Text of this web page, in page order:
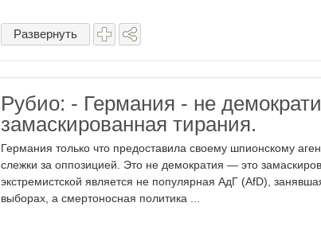
Развернуть
Рубио: - Германия - не
замаскированная тирания.
Германия только что предоставила своему шпионскому
слежки за оппозицией. Это не демократия — это
экстремистской является не популярная АдГ (AfD),
выборах, а смертоносная политика ...